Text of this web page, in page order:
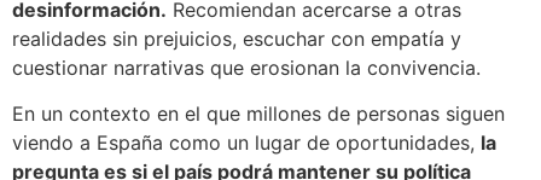
desinformación. Recomiendan acercarse a otras
realidades sin prejuicios, escuchar con empatía y
cuestionar narrativas que erosionan la convivencia.
En un contexto en el que millones de personas siguen
viendo a España como un lugar de oportunidades, la
pregunta es si el país podrá mantener su política